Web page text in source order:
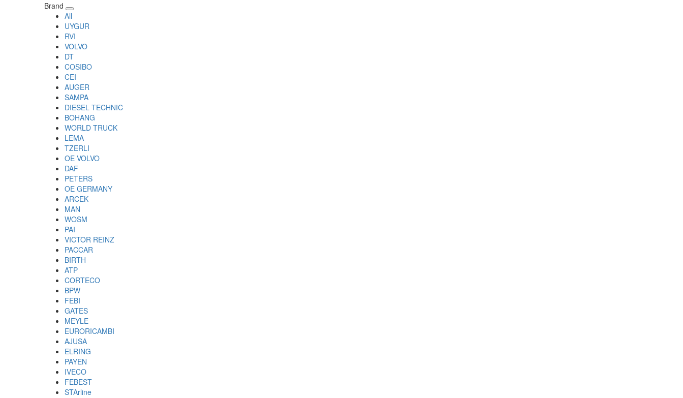
Brand
All
UYGUR
RVI
VOLVO
DT
COSIBO
CEI
AUGER
SAMPA
DIESEL TECHNIC
BOHANG
WORLD TRUCK
LEMA
TZERLI
OE VOLVO
DAF
PETERS
OE GERMANY
ARCEK
MAN
WOSM
PAI
VICTOR REINZ
PACCAR
BIRTH
ATP
CORTECO
BPW
FEBI
GATES
MEYLE
EURORICAMBI
AJUSA
ELRING
PAYEN
IVECO
FEBEST
STArline